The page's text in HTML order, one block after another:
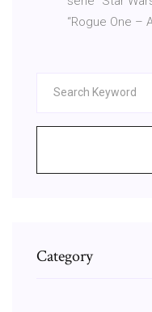
“Rogue One –
Category